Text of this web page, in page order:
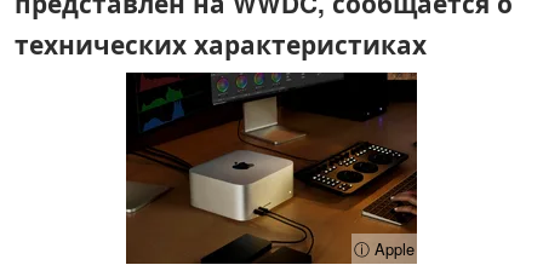
технических характеристиках
ⓘ Apple